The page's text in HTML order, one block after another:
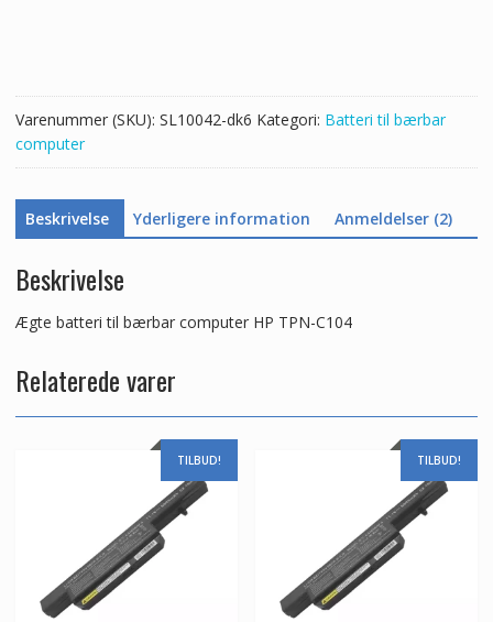
antal
Varenummer (SKU): SL10042-dk6 Kategori: Batteri til bærbar
computer
Beskrivelse Yderligere information Anmeldelser (2)
Beskrivelse
Ægte batteri til bærbar computer HP TPN-C104
Relaterede varer
TILBUD! TILBUD!